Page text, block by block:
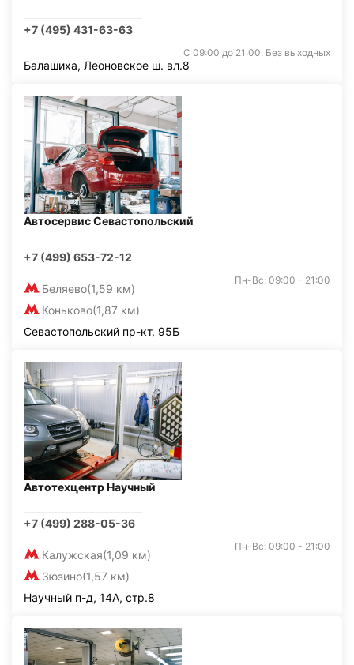
+7 (495) 431-63-63
С 09:00 до 21:00. Без выходных
Балашиха, Леоновское ш. вл.8
Автосервис Севастопольский
+7 (499) 653-72-12
Беляево(1,59 км)
Коньково(1,87 км)
Пн-Вс: 09:00 - 21:00
Севастопольский пр-кт, 95Б
Автотехцентр Научный
+7 (499) 288-05-36
Калужская(1,09 км)
Зюзино(1,57 км)
Пн-Вс: 09:00 - 21:00
Научный п-д, 14А, стр.8